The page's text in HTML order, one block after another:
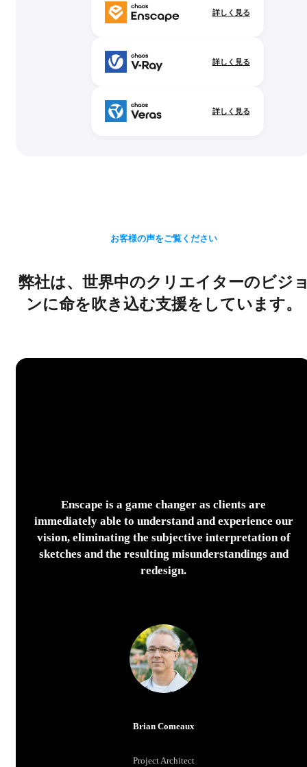
詳しく見る
詳しく見る
詳しく見る
弊社は、世界中のクリエイターのビジ
ンに命を吹き込む支援をしています。
お客様の声をご覧ください
Enscape is a game changer as clients are
immediately able to understand and experience our
vision, eliminating the subjective interpretation of
sketches and the resulting misunderstandings and
redesign.
Brian Comeaux
Project Architect